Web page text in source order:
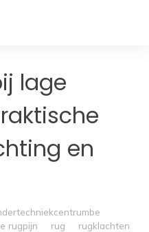
lage
en
rugpijn rug
rugklachten